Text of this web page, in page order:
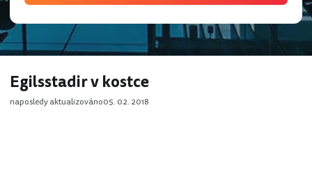
Egilsstadir v kostce
naposledy aktualizováno05. 02. 2018